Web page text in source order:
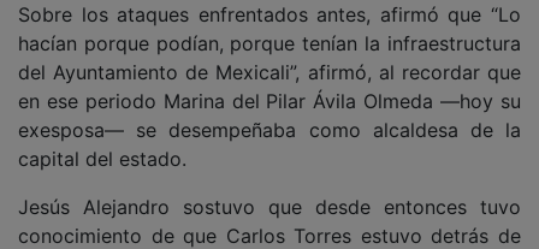
Sobre los ataques enfrentados antes, afirmó que “Lo
hacían porque podían, porque tenían la infraestructura
del Ayuntamiento de Mexicali”, afirmó, al recordar que
en ese periodo Marina del Pilar Ávila Olmeda —hoy su
exesposa— se desempeñaba como alcaldesa de la
capital del estado.
Jesús Alejandro sostuvo que desde entonces tuvo
conocimiento de que Carlos Torres estuvo detrás de